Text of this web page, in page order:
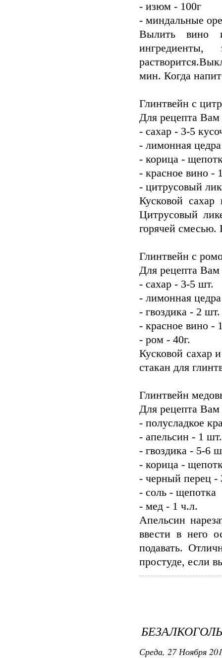
- изюм - 100г
- миндальные
Вылить вино
мин. Когда
Глинтвейн с
Для рецепта Вам
- сахар - 3-5
- лимонная
- корица -
- красное вино -
- цитрусовый
Кусковой
Цитрусовый
горячей
Глинтвейн с
Для рецепта Вам
- сахар - 3-5 шт.
- лимонная
- гвоздика - 2 шт.
- красное вино -
- ром - 40г.
Кусковой сахар
стакан для
Глинтвейн
Для рецепта Вам
- полусладкое
- апельсин - 1 шт.
- гвоздика - 5-6
- корица -
- черный перец
- соль - щепотка
- мед - 1 ч.л.
Апельсин
ввести в него
подавать.
простуде, если
Среда, 27 Ноября